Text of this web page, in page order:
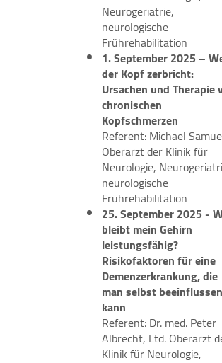
Neurogeriatrie,
neurologische
Frührehabilitation
1. September 2025 –
der Kopf zerbricht:
Ursachen und Therapie
chronischen
Kopfschmerzen
Referent: Michael
Oberarzt der Klinik für
Neurologie,
neurologische
Frührehabilitation
25. September 2025 -
bleibt mein Gehirn
leistungsfähig?
Risikofaktoren für eine
Demenzerkrankung, die
man selbst beeinflussen
kann
Referent: Dr. med. Peter
Albrecht, Ltd. Oberarzt
Klinik für Neurologie,